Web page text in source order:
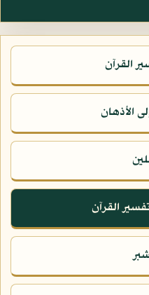
القرآن
الأذهان
القرآن